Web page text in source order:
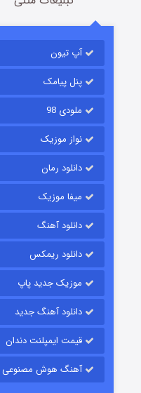
قسمت
آپ تیون
پنل پیامک
ملودی 98
نواز موزیک
دانلود رمان
میفا موزیک
دانلود آهنگ
دانلود ریمکس
موزیک جدید پاپ
دانلود آهنگ جدید
قیمت ایمپلنت دندان
آهنگ هوش مصنوعی